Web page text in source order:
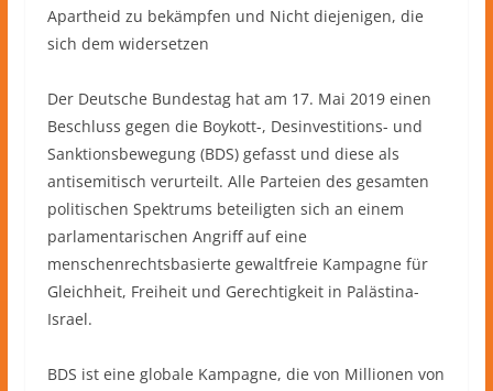
Apartheid zu bekämpfen und Nicht diejenigen, die
sich dem widersetzen
Der Deutsche Bundestag hat am 17. Mai 2019 einen
Beschluss gegen die Boykott-, Desinvestitions- und
Sanktionsbewegung (BDS) gefasst und diese als
antisemitisch verurteilt. Alle Parteien des gesamten
politischen Spektrums beteiligten sich an einem
parlamentarischen Angriff auf eine
menschenrechtsbasierte gewaltfreie Kampagne für
Gleichheit, Freiheit und Gerechtigkeit in Palästina-
Israel.
BDS ist eine globale Kampagne, die von Millionen von